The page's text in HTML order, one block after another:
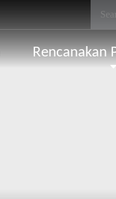
Rencanakan